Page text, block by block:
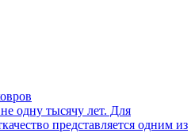
одну тысячу лет. Для
представляется одним из